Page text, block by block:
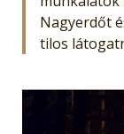
Nagyerdőt
tilos